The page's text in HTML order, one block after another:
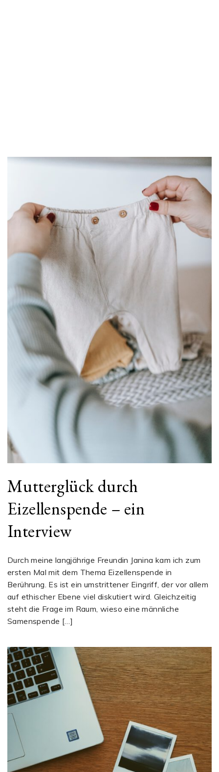
Mutterglück durch
Eizellenspende – ein
Interview
Durch meine langjährige Freundin Janina kam ich zum
ersten Mal mit dem Thema Eizellenspende in
Berührung. Es ist ein umstrittener Eingriff, der vor allem
auf ethischer Ebene viel diskutiert wird. Gleichzeitig
steht die Frage im Raum, wieso eine männliche
Samenspende […]